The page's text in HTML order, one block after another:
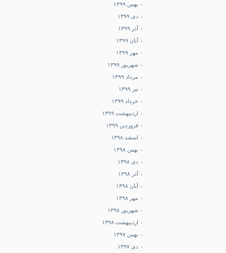
بهمن ۱۳۹۹
دی ۱۳۹۹
آذر ۱۳۹۹
آبان ۱۳۹۹
مهر ۱۳۹۹
شهریور ۱۳۹۹
مرداد ۱۳۹۹
تیر ۱۳۹۹
خرداد ۱۳۹۹
اردیبهشت ۱۳۹۹
فروردین ۱۳۹۹
اسفند ۱۳۹۸
بهمن ۱۳۹۸
دی ۱۳۹۸
آذر ۱۳۹۸
آبان ۱۳۹۸
مهر ۱۳۹۸
شهریور ۱۳۹۸
اردیبهشت ۱۳۹۸
بهمن ۱۳۹۷
دی ۱۳۹۷